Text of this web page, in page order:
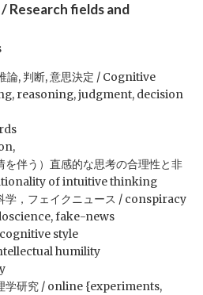
Research fields and
論, 判断, 意思決定 / Cognitive
reasoning, judgment, decision
を伴う）直感的な思考の合理性と非
of intuitive thinking
学，フェイクニュース / conspiracy
fake-news
cognitive style
humility
学研究 / online {experiments,